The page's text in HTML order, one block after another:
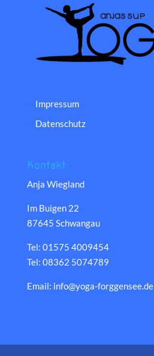
Impressum
Datenschutz
Kontakt:
Anja Wiegland
Im Buigen 22
87645 Schwangau
Tel: 01575 4009454
Tel: 08362 5074789
Email: info@yoga-forggensee.de